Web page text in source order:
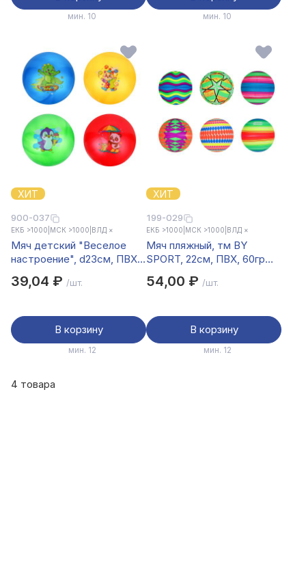
мин. 10 мин. 10
ХИТ
900-037
ЕКБ >1000 МСК >1000 ВЛД ×
Мяч детский "Веселое
настроение", d23см, ПВХ,
39,04 ₽ /шт.
В корзину
мин. 12
ХИТ
199-029
ЕКБ >1000 МСК >1000 ВЛД ×
Мяч пляжный, тм BY
SPORT, 22см, ПВХ, 60гр
54,00 ₽ /шт.
В корзину
мин. 12
4 товара